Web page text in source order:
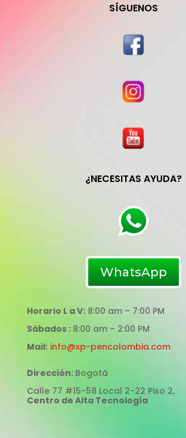
SÍGUENOS
¿NECESITAS AYUDA?
WhatsApp
Horario L a V:8:00 am – 7:00 PM
Sábados : 8:00 am – 2:00 PM
Mail: info@xp-pencolombia.com
Dirección: Bogotá
Calle 77 #15-58 Local 2-22 Piso 2,
Centro de Alta Tecnología